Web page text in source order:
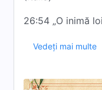
26:54 „O inimă
33:46
41:21 „O
Vedeți mai multe